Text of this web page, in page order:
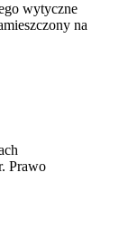
wytyczne
na
Prawo